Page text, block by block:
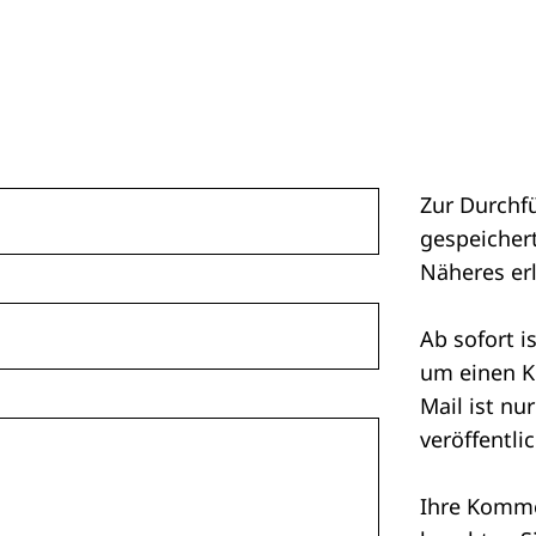
Zur
Näheres
Ab sofort
um einen
Mail ist
Ihre